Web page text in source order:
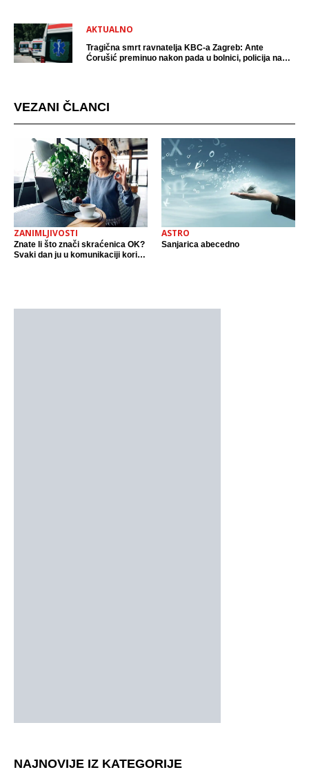
AKTUALNO
Tragična smrt ravnatelja KBC-a Zagreb: Ante
Ćorušić preminuo nakon pada u bolnici, policija na
VEZANI ČLANCI
ZANIMLJIVOSTI
Znate li što znači skraćenica OK?
Svaki dan ju u komunikaciji koristi
ASTRO
Sanjarica abecedno
NAJNOVIJE IZ KATEGORIJE